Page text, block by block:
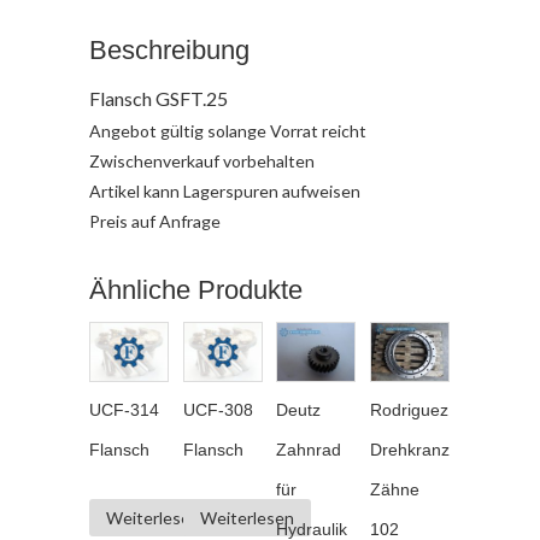
Beschreibung
Flansch GSFT.25
Angebot gültig solange Vorrat reicht
Zwischenverkauf vorbehalten
Artikel kann Lagerspuren aufweisen
Preis auf Anfrage
Ähnliche Produkte
UCF-314
Flansch
Weiterlesen
UCF-308
Flansch
Weiterlesen
Deutz
Zahnrad
für
Hydraulik
Rodriguez
Drehkranz
Zähne
102